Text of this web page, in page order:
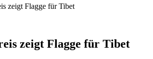
zeigt Flagge für Tibet
zeigt Flagge für Tibet